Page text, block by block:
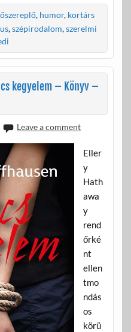
, humor, kortárs
,szépirodalom,szerelmi
kegyelem – Könyv –
Leave a comment
Eller
y
Hath
awa
y
rend
őrké
nt
ellen
tmo
ndás
os
körü